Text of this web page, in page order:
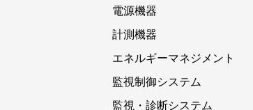
電源機器
計測機器
エネルギーマネジメント
監視制御システム
監視・診断システム